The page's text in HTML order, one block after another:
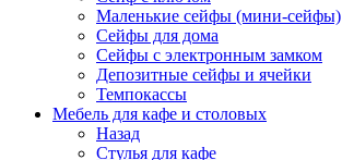
Маленькие сейфы (мини-сейфы)
Сейфы для дома
Сейфы с электронным замком
Депозитные сейфы и ячейки
Темпокассы
Мебель для кафе и столовых
Назад
Стулья для кафе